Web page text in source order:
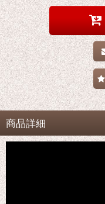
商品詳細